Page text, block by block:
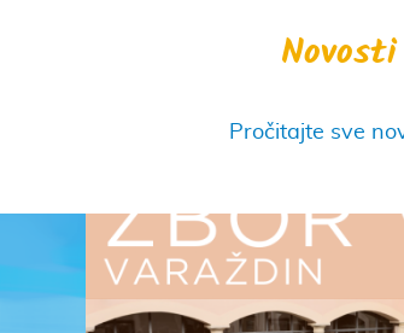
Novosti
Pročitajte sve